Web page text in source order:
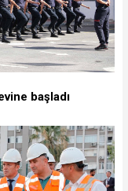
başladı